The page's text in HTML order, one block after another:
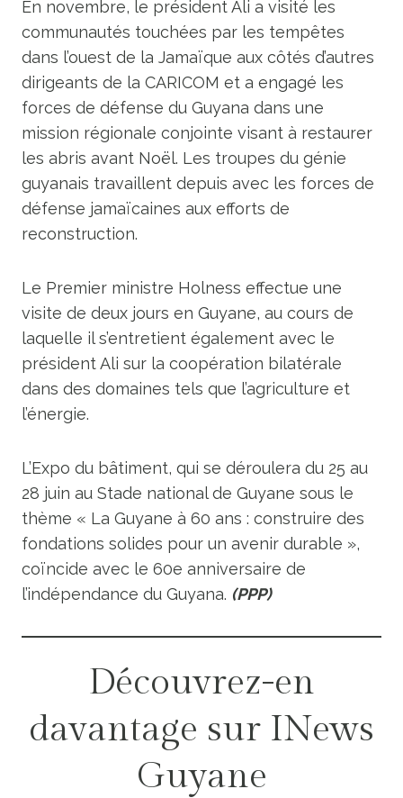
En novembre, le président Ali a visité les
communautés touchées par les tempêtes
dans l’ouest de la Jamaïque aux côtés d’autres
dirigeants de la CARICOM et a engagé les
forces de défense du Guyana dans une
mission régionale conjointe visant à restaurer
les abris avant Noël. Les troupes du génie
guyanais travaillent depuis avec les forces de
défense jamaïcaines aux efforts de
reconstruction.
Le Premier ministre Holness effectue une
visite de deux jours en Guyane, au cours de
laquelle il s’entretient également avec le
président Ali sur la coopération bilatérale
dans des domaines tels que l’agriculture et
l’énergie.
L’Expo du bâtiment, qui se déroulera du 25 au
28 juin au Stade national de Guyane sous le
thème « La Guyane à 60 ans : construire des
fondations solides pour un avenir durable »,
coïncide avec le 60e anniversaire de
l’indépendance du Guyana. (PPP)
Découvrez-en
davantage sur INews
Guyane